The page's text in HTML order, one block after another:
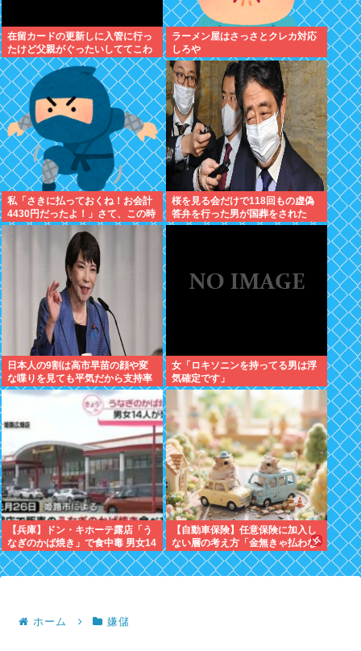
在留カードの更新しに入管に行っ
たけど父親がぐったいしててこわ
い要介護3
ラーメン屋はさっさとクレカ対応
しろや
私「さきに払っておくね！お会計
4430円だったよ！」さて、この時
いくら私に渡すか書いてね
桜を見る会だけで118回もの虚偽
答弁を行った男が国葬をされた
国、日本。果たしてこの国に未来
日本人の9割は高市早苗の顔や変
な喋りを見ても平気だから支持率
9割。学校の美術科と音楽科はし
女「ロキソニンを持ってる男は浮
気確定です」
【兵庫】ドン・キホーテ露店「う
なぎのかば焼き」で食中毒 男女14
人が発熱や腹痛など訴え…サルモ
ネラ属の菌検出
【自動車保険】任意保険に加入し
ない層の考え方「金無きゃ払わな
くてすむので入り損」
ホーム 嫌儲